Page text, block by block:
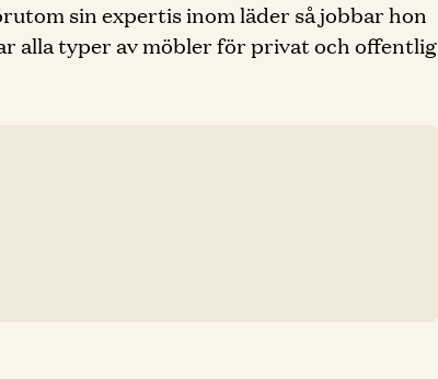
sin expertis inom läder så jobbar hon
alla typer av möbler för privat och offentlig